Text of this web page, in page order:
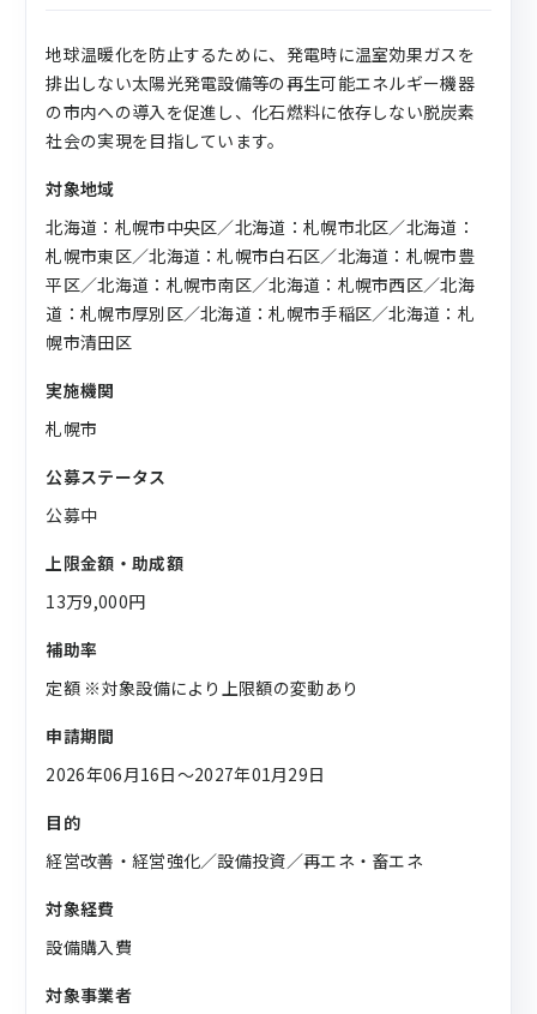
地球温暖化を防止するために、発電時に温室効果ガスを
排出しない太陽光発電設備等の再生可能エネルギー機器
の市内への導入を促進し、化石燃料に依存しない脱炭素
社会の実現を目指しています。
対象地域
北海道：札幌市中央区／北海道：札幌市北区／北海道：
札幌市東区／北海道：札幌市白石区／北海道：札幌市豊
平区／北海道：札幌市南区／北海道：札幌市西区／北海
道：札幌市厚別区／北海道：札幌市手稲区／北海道：札
幌市清田区
実施機関
札幌市
公募ステータス
公募中
上限金額・助成額
13万9,000円
補助率
定額 ※対象設備により上限額の変動あり
申請期間
2026年06月16日〜2027年01月29日
目的
経営改善・経営強化／設備投資／再エネ・畜エネ
対象経費
設備購入費
対象事業者